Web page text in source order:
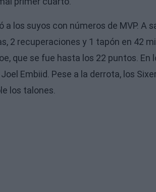
a los suyos con números de MVP. A
2 recuperaciones y 1 tapón en 42
que se fue hasta los 22 puntos. En
Embiid. Pese a la derrota, los
los talones.